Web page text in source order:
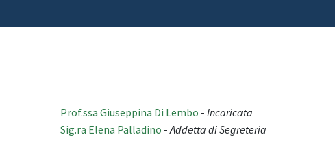
Prof.ssa Giuseppina Di Lembo - Incaricata
Sig.ra Elena Palladino -Addetta di Segreteria